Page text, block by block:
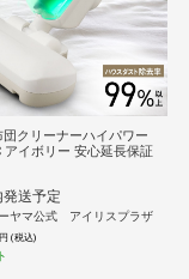
団クリーナーハイパワー
アイボリー 安心延長保証
送予定
ヤマ公式 アイリスプラザ
円 (税込)